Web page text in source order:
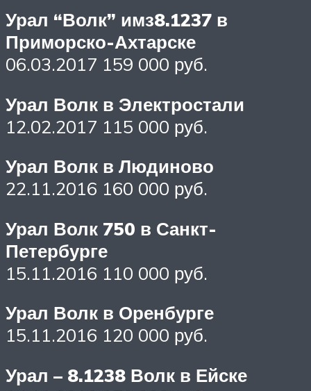
Урал “Волк” имз8.1237 в
Приморско-Ахтарске
06.03.2017 159 000 руб.
Урал Волк в Электростали
12.02.2017 115 000 руб.
Урал Волк в Людиново
22.11.2016 160 000 руб.
Урал Волк 750 в Санкт-
Петербурге
15.11.2016 110 000 руб.
Урал Волк в Оренбурге
15.11.2016 120 000 руб.
Урал – 8.1238 Волк в Ейске